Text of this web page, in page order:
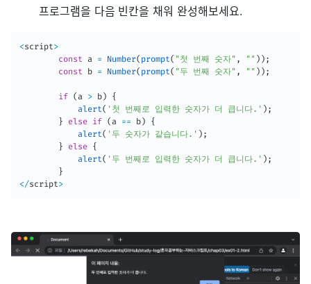
프로그램을 다음 빈칸을 채워 완성해보세요.
<script>
const a = Number( prompt( "첫 번째 숫자" , "" ) ) ;
const b = Number( prompt( "두 번째 숫자" , "" ) ) ;
if (a > b )
{
alert( '첫 번째로 입력한 숫자가 더 큽니다.' ) ;
}
else if (a == b )
{
alert( '두 숫자가 같습니다.' ) ;
}
else {
alert( '두 번째로 입력한 숫자가 더 큽니다.' ) ;
}
</script>